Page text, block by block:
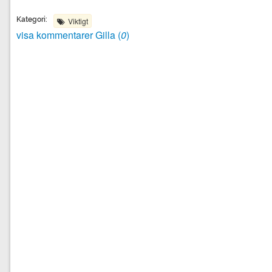
Kategori: Viktigt
visa kommentarerGilla (0)